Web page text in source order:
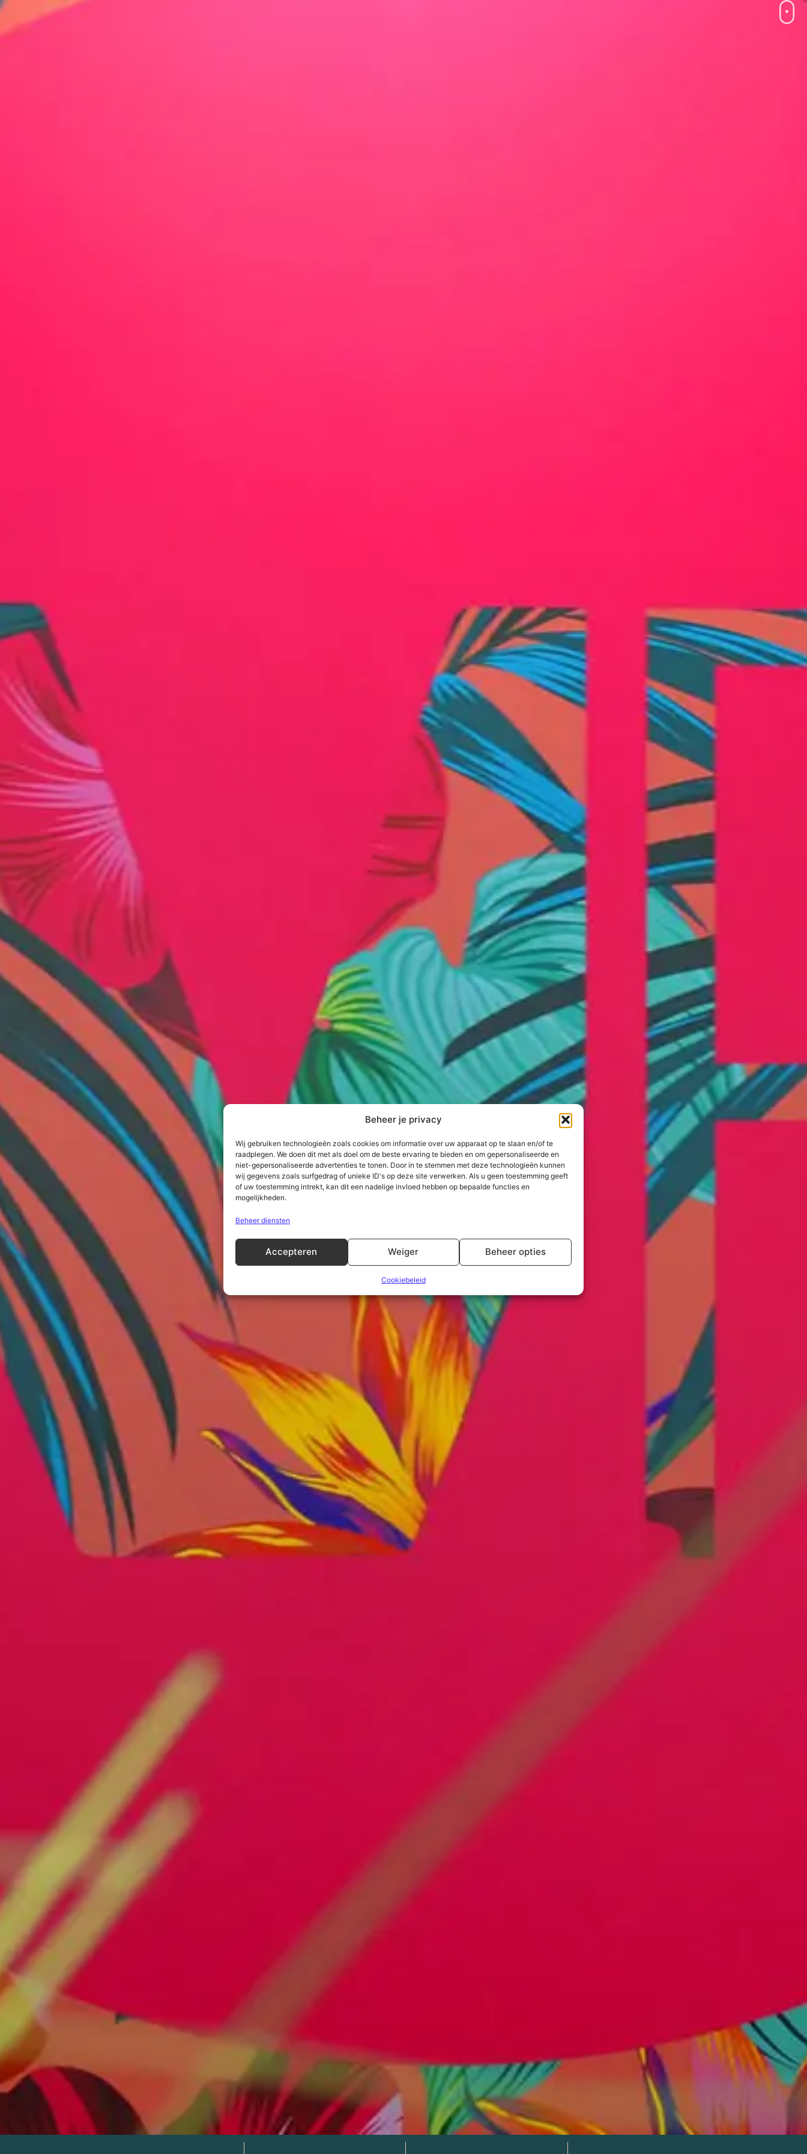
Beheer je privacy
Wij gebruiken technologieën zoals cookies om informatie over uw apparaat op te slaan en/of te
raadplegen. We doen dit met als doel om de beste ervaring te bieden en om gepersonaliseerde en
niet-gepersonaliseerde advertenties te tonen. Door in te stemmen met deze technologieën kunnen
wij gegevens zoals surfgedrag of unieke ID's op deze site verwerken. Als u geen toestemming geeft
of uw toestemming intrekt, kan dit een nadelige invloed hebben op bepaalde functies en
mogelijkheden.
Beheer diensten
Accepteren Weiger Beheer opties
Cookiebeleid